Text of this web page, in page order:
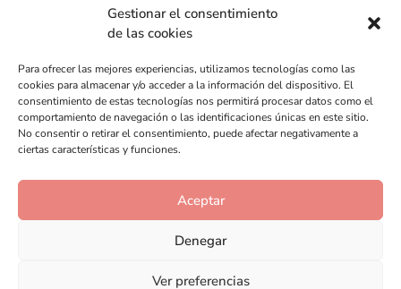
Gestionar el consentimiento
de las cookies
Para ofrecer las mejores experiencias, utilizamos tecnologías como las
cookies para almacenar y/o acceder a la información del dispositivo. El
consentimiento de estas tecnologías nos permitirá procesar datos como el
comportamiento de navegación o las identificaciones únicas en este sitio.
No consentir o retirar el consentimiento, puede afectar negativamente a
ciertas características y funciones.
Aceptar
Denegar
Ver preferencias
Nerja, pasando por la vibrante Marbella o la histórica
Antequera, la categoría "Provincia" es un espacio
región.
Conocer tradiciones